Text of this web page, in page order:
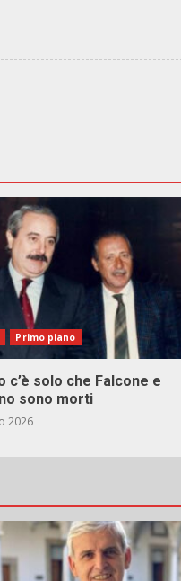
Primo piano
c’è solo che Falcone e
sono morti
2026